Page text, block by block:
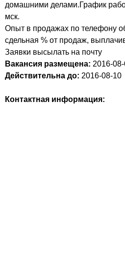
домашними делами.График
мск.
Опыт в продажах по телефону
сдельная % от продаж,
Заявки высылать на почту
Вакансия размещена: 2016-
Действительна до: 2016-08-10
Контактная информация: